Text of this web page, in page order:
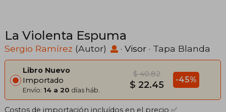
La Violenta Espuma
Sergio Ramírez (Autor) · Visor · Tapa Blanda
Libro Nuevo
Importado
Envío: 14 a 20 días háb.
$ 40.82
$ 22.45 -45%
Costos de importación incluídos en el precio ✅